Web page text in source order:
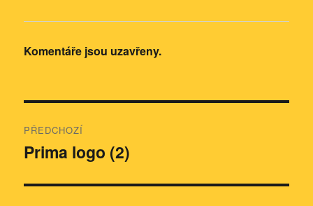
Komentáře jsou uzavřeny.
pro
PŘEDCHOZÍ
Předchozí
Prima logo (2)